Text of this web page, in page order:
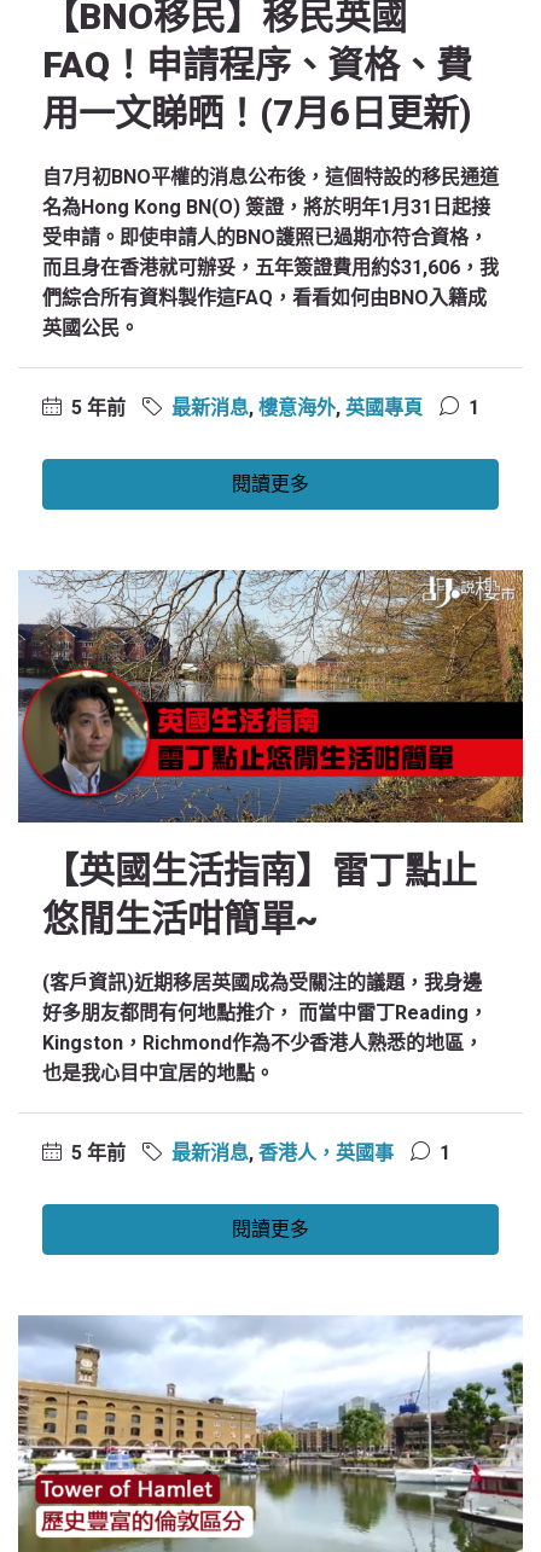
【BNO移民】移民英國
FAQ！申請程序、資格、費
用一文睇晒！(7月6日更新)
自7月初BNO平權的消息公布後，這個特設的移民通道
名為Hong Kong BN(O) 簽證，將於明年1月31日起接
受申請。即使申請人的BNO護照已過期亦符合資格，
而且身在香港就可辦妥，五年簽證費用約$31,606，我
們綜合所有資料製作這FAQ，看看如何由BNO入籍成
英國公民。
5 年前 最新消息, 樓意海外, 英國專頁 1
閱讀更多
【英國生活指南】雷丁點止
悠閒生活咁簡單~
(客戶資訊)近期移居英國成為受關注的議題，我身邊
好多朋友都問有何地點推介， 而當中雷丁Reading，
Kingston，Richmond作為不少香港人熟悉的地區，
也是我心目中宜居的地點。
5 年前 最新消息, 香港人，英國事 1
閱讀更多